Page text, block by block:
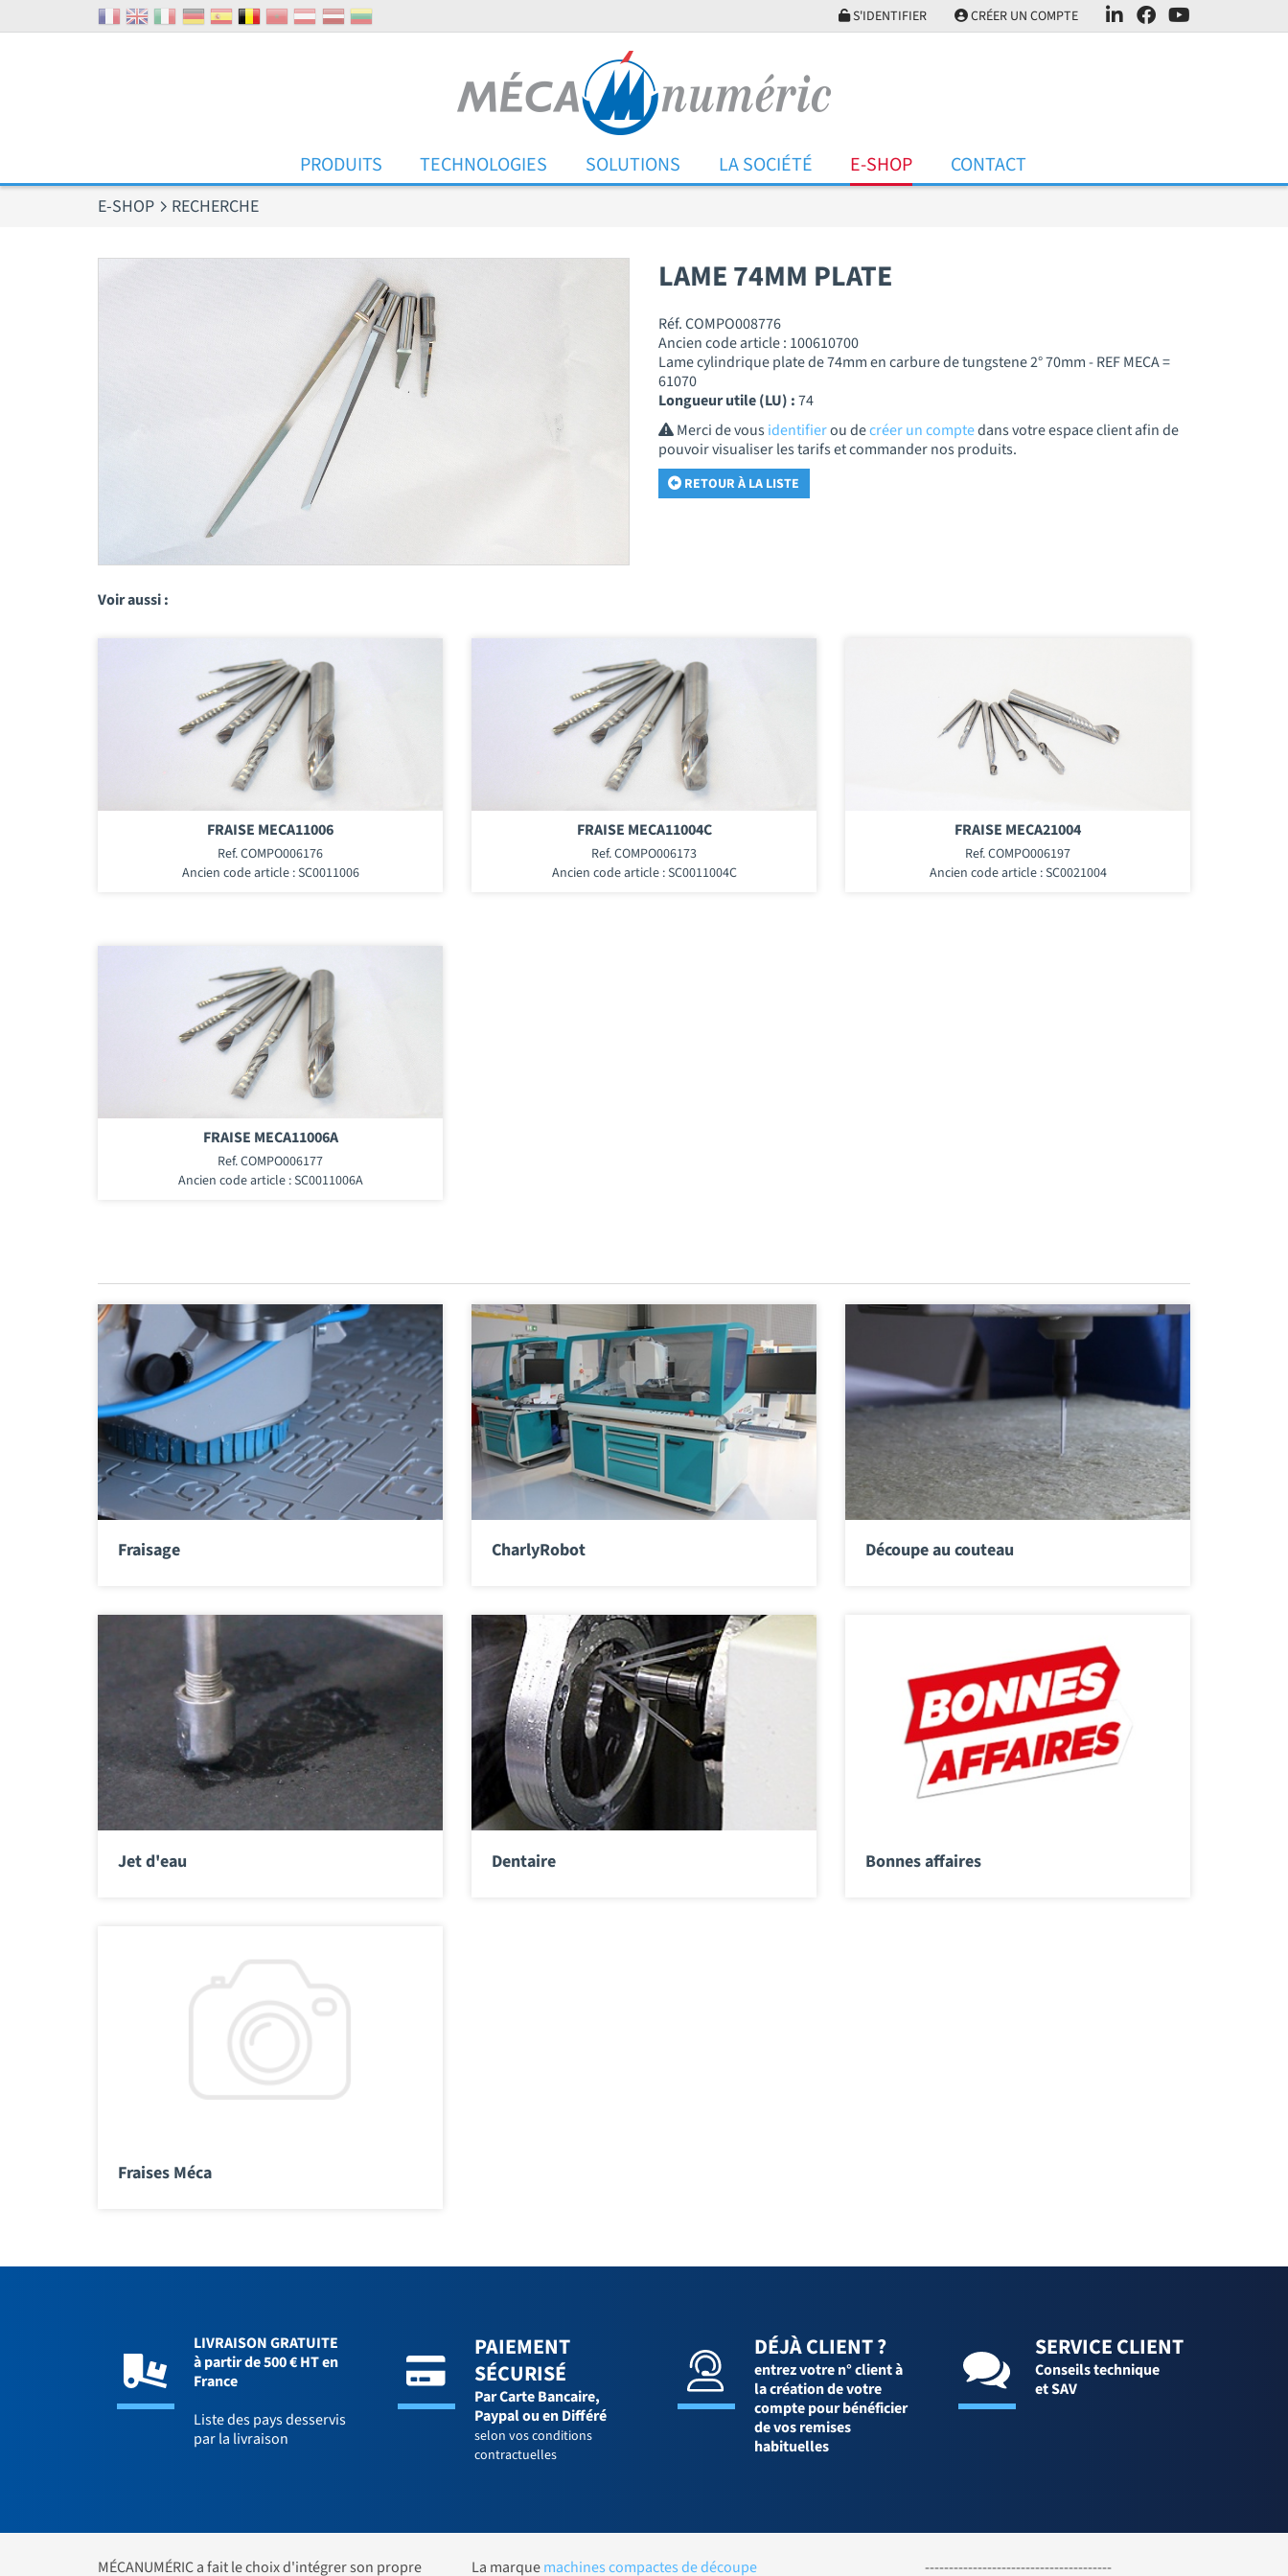
S'IDENTIFIER CRÉER UN COMPTE
PRODUITS TECHNOLOGIES SOLUTIONS LA SOCIÉTÉ E-SHOP CONTACT
E-SHOP RECHERCHE
LAME 74MM PLATE
Réf. COMPO008776
Ancien code article : 100610700
Lame cylindrique plate de 74mm en carbure de tungstene 2° 70mm - REF MECA =
61070
Longueur utile (LU) :74
Merci de vousidentifierou decréer un comptedans votre espace client afin de
pouvoir visualiser les tarifs et commander nos produits.
RETOUR À LA LISTE
Voir aussi :
FRAISE MECA11006
Ref. COMPO006176
Ancien code article : SC0011006
FRAISE MECA11004C
Ref. COMPO006173
Ancien code article : SC0011004C
FRAISE MECA21004
Ref. COMPO006197
Ancien code article : SC0021004
FRAISE MECA11006A
Ref. COMPO006177
Ancien code article : SC0011006A
Fraisage CharlyRobot Découpe au couteau
Jet d'eau Dentaire Bonnes affaires
Fraises Méca
LIVRAISON GRATUITE
à partir de 500 € HT en
France
Liste des pays desservis
par la livraison
PAIEMENT
SÉCURISÉ
Par Carte Bancaire,
Paypal ou en Différé
selon vos conditions
contractuelles
DÉJÀ CLIENT ?
entrez votre n° client à
la création de votre
compte pour bénéficier
de vos remises
habituelles
SERVICE CLIENT
Conseils technique
et SAV
MÉCANUMÉRIC a fait le choix d'intégrer son propre
La marquemachines compactes de découpe
---------------------------------------
Panneau de gestion des cookies